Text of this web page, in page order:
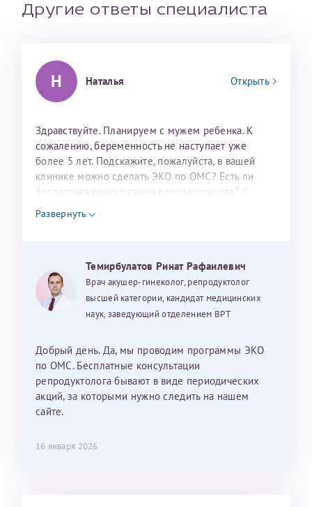
Александра
Хотелось бы выразить благодарность Темирбулатову
Ринату Рафаильевичу. Словами не описать, на сколько
мы ему благодарны. Благодаря ему мы стали
счастливыми родителями доченьки, которой
исполнилось вчера пол года. Ринат Рафаильевич
мечту. Забеременеть не получалось на протяжении
10 лет. Потом начались операции по женски
Другие ответы специалиста
Н Наталья Открыть
Здравствуйте. Планируем с мужем ребенка. К
сожалению, беременность не наступает уже
более 5 лет. Подскажите, пожалуйста, в вашей
клинике можно сделать ЭКО по ОМС? Есть ли
бесплатная консультация репродуктолога? С
уважением, Наталья Баранова.
Развернуть
Темирбулатов Ринат Рафаилевич
Врач акушер-гинеколог, репродуктолог
высшей категории, кандидат медицинских
наук, заведующий отделением ВРТ
Добрый день. Да, мы проводим программы ЭКО
по ОМС. Бесплатные консультации
репродуктолога бывают в виде периодических
акций, за которыми нужно следить на нашем
сайте.
16 января 2026
Направить справку сразу в ИФНС
Телефон*
Электронная почта*
скан 2-3 страниц паспорта пациента и